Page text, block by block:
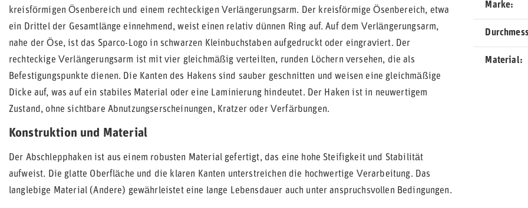
kreisförmigen Ösenbereich und einem rechteckigen Verlängerungsarm. Der kreisförmige Ösenbereich, etwa
ein Drittel der Gesamtlänge einnehmend, weist einen relativ dünnen Ring auf. Auf dem Verlängerungsarm,
nahe der Öse, ist das Sparco-Logo in schwarzen Kleinbuchstaben aufgedruckt oder eingraviert. Der
rechteckige Verlängerungsarm ist mit vier gleichmäßig verteilten, runden Löchern versehen, die als
Befestigungspunkte dienen. Die Kanten des Hakens sind sauber geschnitten und weisen eine gleichmäßige
Dicke auf, was auf ein stabiles Material oder eine Laminierung hindeutet. Der Haken ist in neuwertigem
Zustand, ohne sichtbare Abnutzungserscheinungen, Kratzer oder Verfärbungen.
Konstruktion und Material
Der Abschlepphaken ist aus einem robusten Material gefertigt, das eine hohe Steifigkeit und Stabilität
aufweist. Die glatte Oberfläche und die klaren Kanten unterstreichen die hochwertige Verarbeitung. Das
langlebige Material (Andere) gewährleistet eine lange Lebensdauer auch unter anspruchsvollen Bedingungen.
Marke
Material